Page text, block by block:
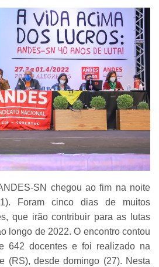
SN chegou ao fim na noite
Foram cinco dias de muitos
que irão contribuir para as lutas
longo de 2022. O encontro contou
642 docentes e foi realizado na
(RS), desde domingo (27). Nesta